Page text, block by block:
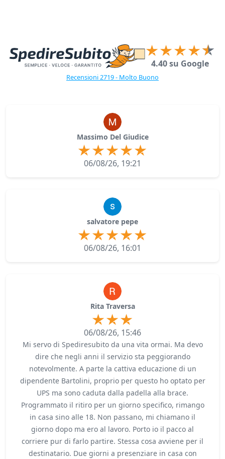
4.40 su Google
Recensioni 2719 - Molto Buono
Massimo Del Giudice
06/08/26, 19:21
salvatore pepe
06/08/26, 16:01
Rita Traversa
06/08/26, 15:46
Mi servo di Spediresubito da una vita ormai. Ma devo
dire che negli anni il servizio sta peggiorando
notevolmente. A parte la cattiva educazione di un
dipendente Bartolini, proprio per questo ho optato per
UPS ma sono caduta dalla padella alla brace.
Programmato il ritiro per un giorno specifico, rimango
in casa sino alle 18. Non passano, mi chiamano il
giorno dopo ma ero al lavoro. Porto io il pacco al
corriere pur di farlo partire. Stessa cosa avviene per il
destinatario. Due giorni a presenziare in casa con